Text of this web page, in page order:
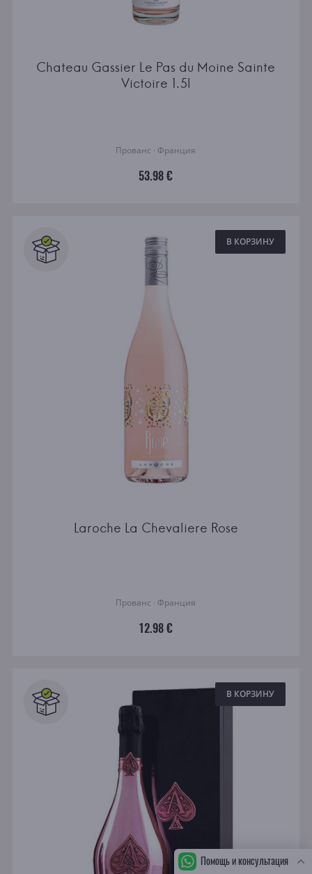
Помощь и консультация
Chateau Gassier Le Pas du Moine Sainte
Victoire 1.5l
Прованс · Франция
53.98 €
В КОРЗИНУ
Laroche La Chevaliere Rose
Прованс · Франция
12.98 €
В КОРЗИНУ